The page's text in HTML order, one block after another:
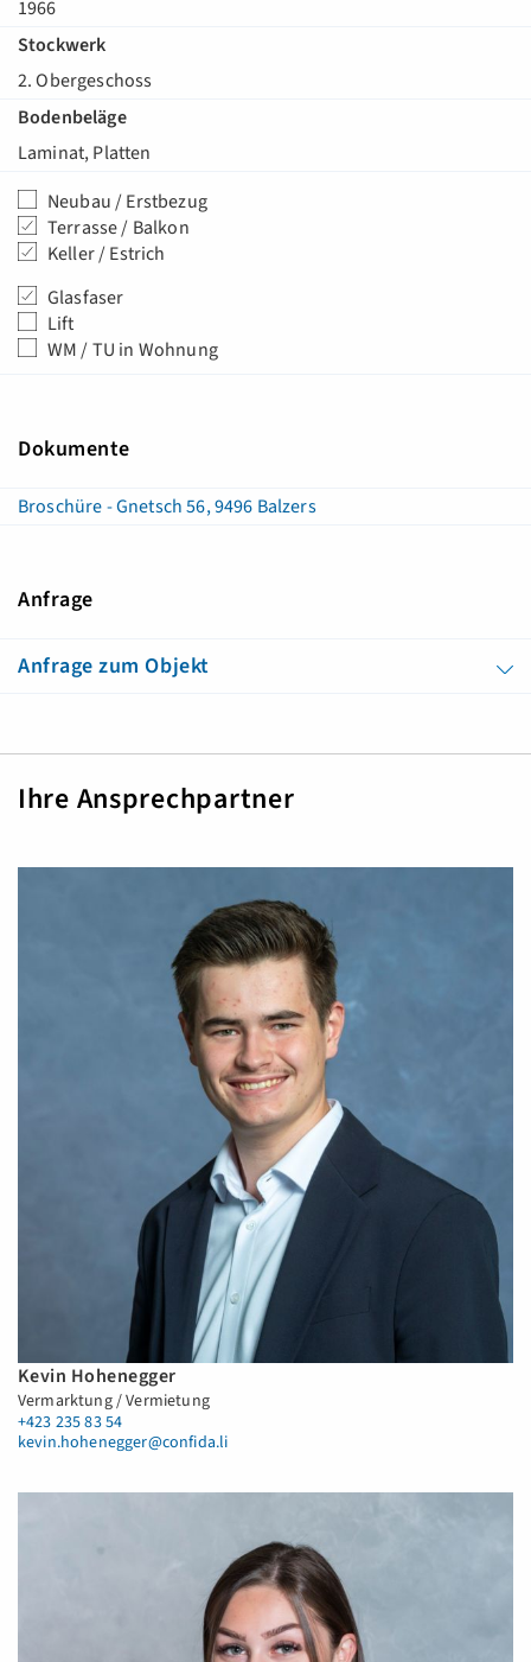
1966
Stockwerk
2. Obergeschoss
Bodenbeläge
Laminat, Platten
Neubau / Erstbezug
Terrasse / Balkon
Keller / Estrich
Glasfaser
Lift
WM / TU in Wohnung
Dokumente
Broschüre - Gnetsch 56, 9496 Balzers
Anfrage
Anfrage zum Objekt
Ihre Ansprechpartner
Kevin Hohenegger
Vermarktung / Vermietung
+423 235 83 54
kevin.hohenegger@confida.li